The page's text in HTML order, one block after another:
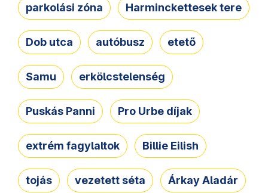
parkolási zóna Harminckettesek tere
Dob utca autóbusz etető
Samu erkölcstelenség
Puskás Panni Pro Urbe díjak
extrém fagylaltok Billie Eilish
tojás vezetett séta Árkay Aladár